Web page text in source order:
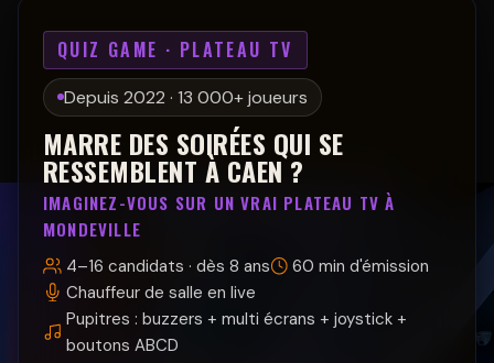
QUIZ GAME · PLATEAU TV
Depuis 2022 · 13 000+ joueurs
MARRE DES SOIRÉES QUI SE
RESSEMBLENT À CAEN ?
IMAGINEZ-VOUS SUR UN VRAI PLATEAU TV À
MONDEVILLE
4–16 candidats · dès 8 ans
60 min d'émission
Chauffeur de salle en live
Pupitres : buzzers + multi écrans + joystick +
boutons ABCD